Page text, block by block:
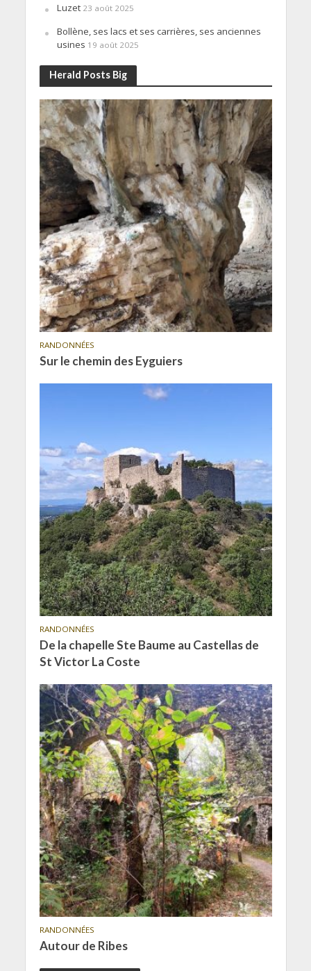
Luzet 23 août 2025
Bollène, ses lacs et ses carrières, ses anciennes
usines 19 août 2025
Herald Posts Big
RANDONNÉES
Sur le chemin des Eyguiers
RANDONNÉES
De la chapelle Ste Baume au Castellas de
St Victor La Coste
RANDONNÉES
Autour de Ribes